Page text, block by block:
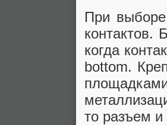
При
контактов.
когда
bottom.
то разъем